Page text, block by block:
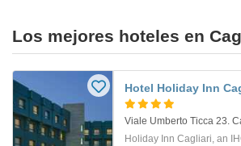
Los mejores hoteles en
Hotel Holiday Inn
Viale Umberto Ticca 23.
Holiday Inn Cagliari, an